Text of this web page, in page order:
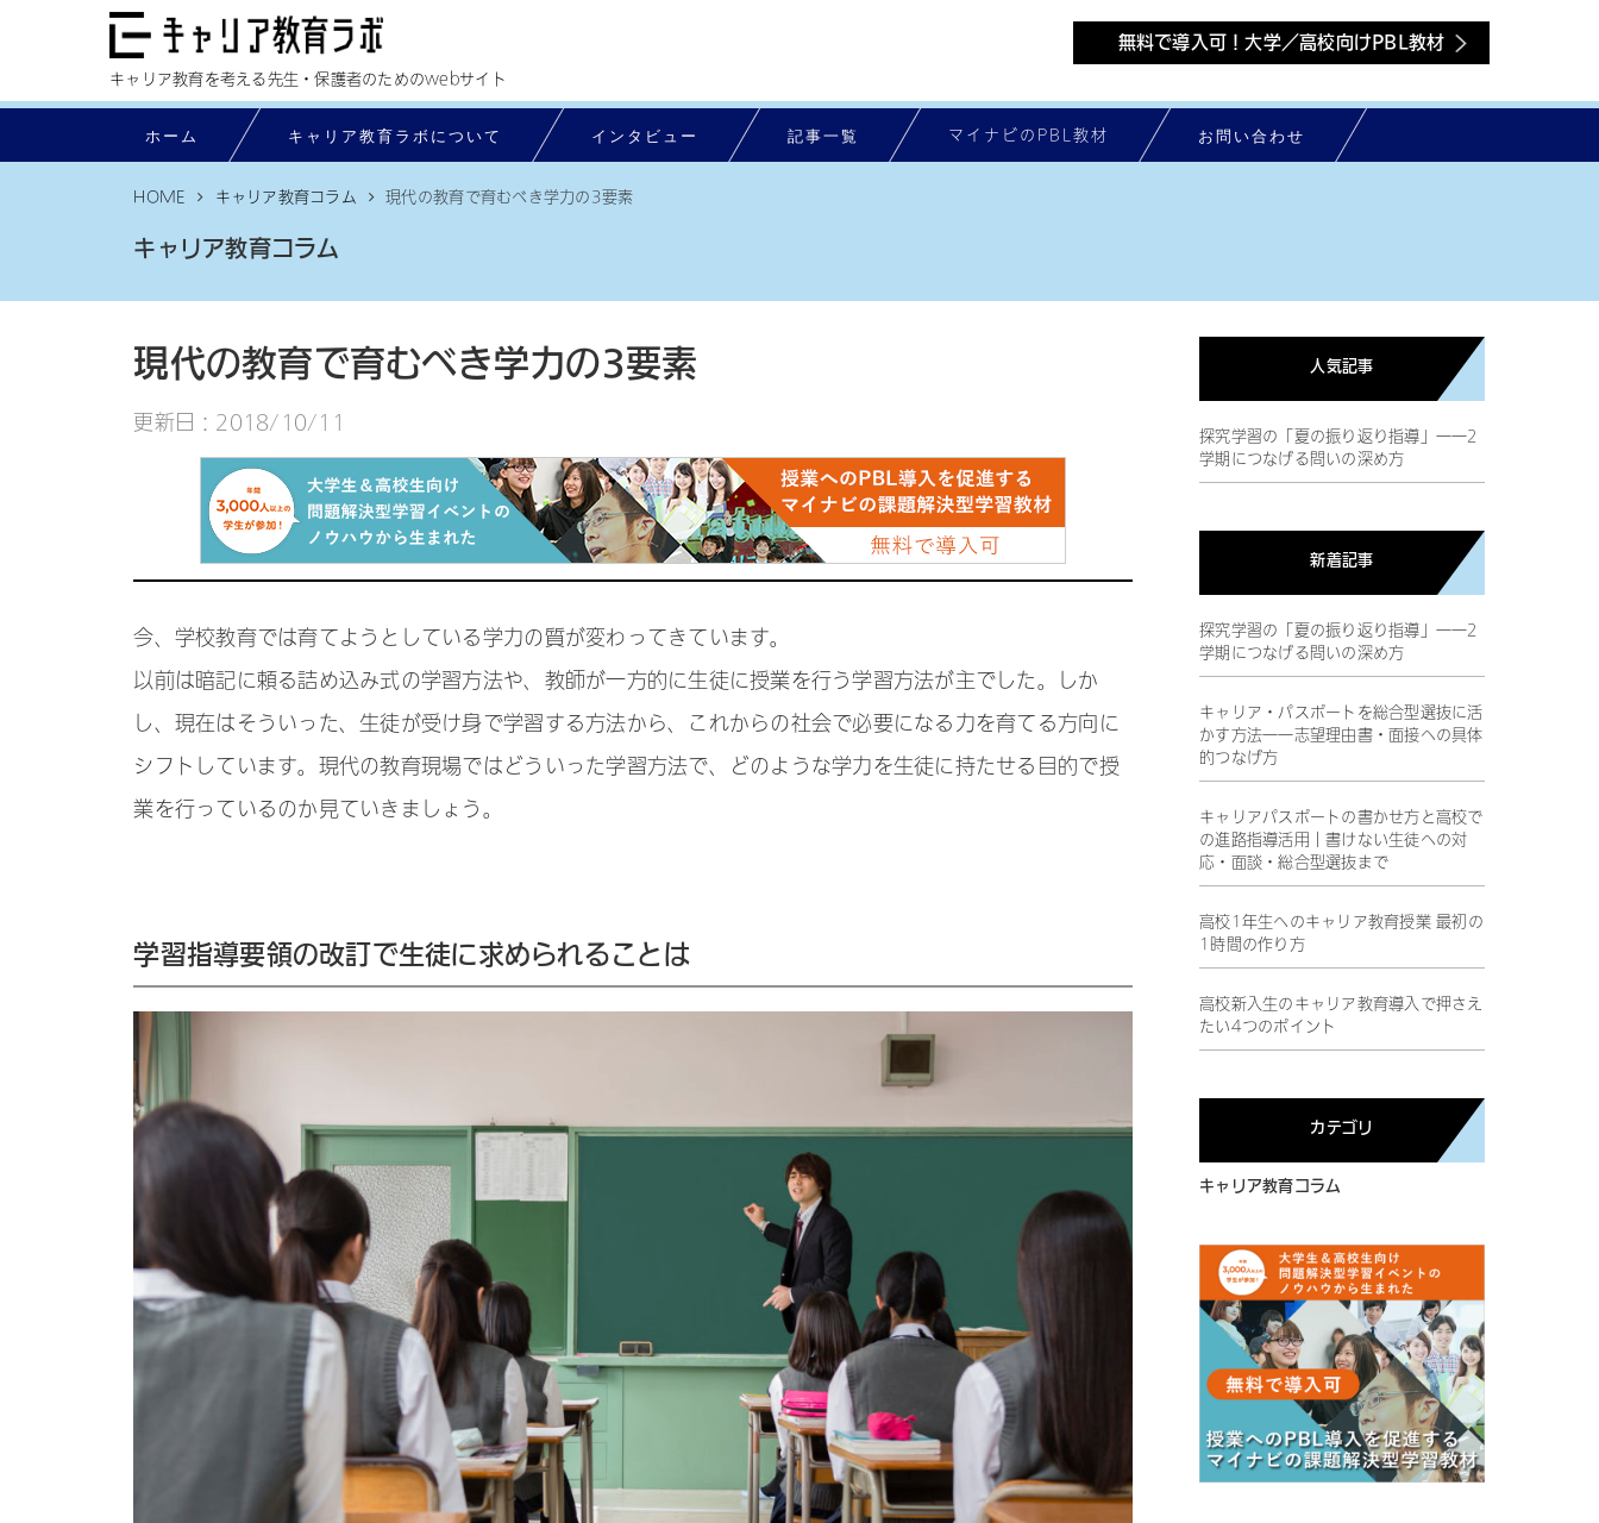
キャリア教育を考える先生・保護者のためのwebサイト
無料で導入可！大学／高校向けPBL教材
ホーム キャリア教育ラボについて インタビュー 記事一覧 マイナビのPBL教材 お問い合わせ
ホーム
キャリア教育ラボについて
インタビュー
お問い合わせ
HOME キャリア教育コラム 現代の教育で育むべき学力の3要素
キャリア教育コラム
現代の教育で育むべき学力の3要素
更新日：2018/10/11
今、学校教育では育てようとしている学力の質が変わってきています。
以前は暗記に頼る詰め込み式の学習方法や、教師が一方的に生徒に授業を行う学習方法が主でした。しか
し、現在はそういった、生徒が受け身で学習する方法から、これからの社会で必要になる力を育てる方向に
シフトしています。現代の教育現場ではどういった学習方法で、どのような学力を生徒に持たせる目的で授
業を行っているのか見ていきましょう。
学習指導要領の改訂で生徒に求められることは
人気記事
探究学習の「夏の振り返り指導」――2
学期につなげる問いの深め方
新着記事
探究学習の「夏の振り返り指導」――2
学期につなげる問いの深め方
キャリア・パスポートを総合型選抜に活
かす方法――志望理由書・面接への具体
的つなげ方
キャリアパスポートの書かせ方と高校で
の進路指導活用｜書けない生徒への対
応・面談・総合型選抜まで
高校1年生へのキャリア教育授業 最初の
1時間の作り方
高校新入生のキャリア教育導入で押さえ
たい4つのポイント
カテゴリ
キャリア教育コラム